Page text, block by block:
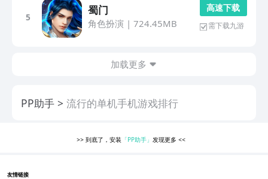
5
蜀门
角色扮演 | 724.45MB
高 速 下 载
需下载九游
加载更多
PP助手 流行的单机手机游戏排行
>> 到底了，安装 「PP助手」发现更多<<
友情链接